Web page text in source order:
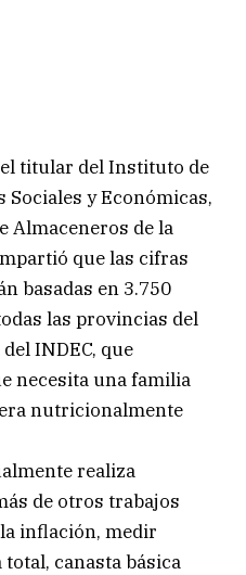
titular del Instituto de
Sociales y Económicas,
Almaceneros de la
que las cifras
basadas en 3.750
las provincias del
INDEC, que
necesita una familia
nutricionalmente
realiza
de otros trabajos
inflación, medir
canasta básica